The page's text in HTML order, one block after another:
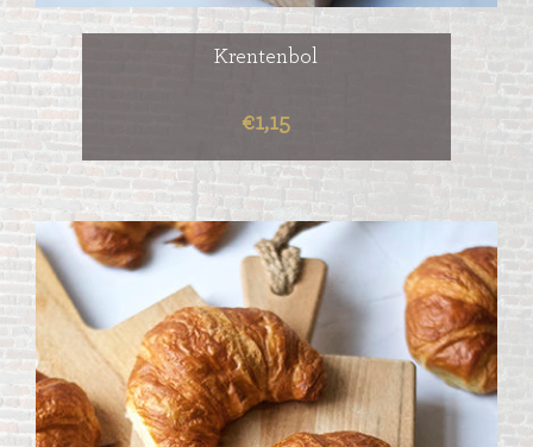
Krentenbol
€1,15